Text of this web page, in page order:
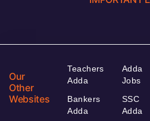
Our
Other
Websites
Teachers
Adda
Bankers
Adda
Adda
Jobs
SSC
Adda